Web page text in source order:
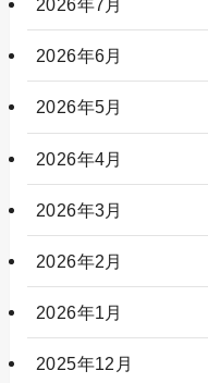
2026年7月
2026年6月
2026年5月
2026年4月
2026年3月
2026年2月
2026年1月
2025年12月